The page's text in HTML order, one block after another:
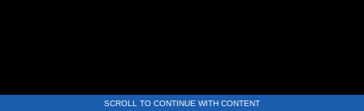
SCROLL TO CONTINUE WITH CONTENT